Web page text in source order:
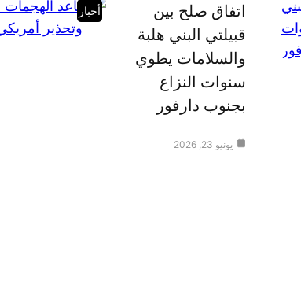
اتفاق صلح بين
قبيلتي البني هلبة
والسلامات يطوي
سنوات النزاع
بجنوب دارفور
يونيو 23, 2026
أخبار